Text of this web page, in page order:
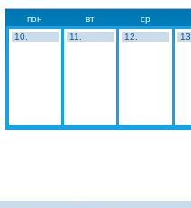
пон вт ср
10.
11. 12. 13.